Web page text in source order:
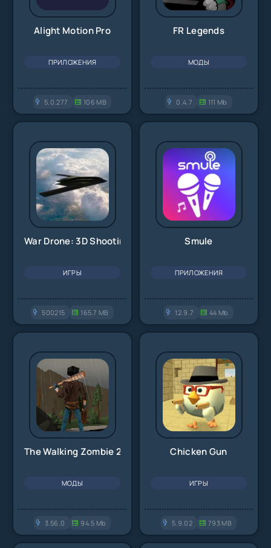
Alight Motion Pro
ПРИЛОЖЕНИЯ
5.0.277 106 MB
FR Legends
МОДЫ
0.4.7 111 Mb
War Drone: 3D Shooting Games
ИГРЫ
500215 165.7 MB
Smule
ПРИЛОЖЕНИЯ
12.9.7 44 Mb
The Walking Zombie 2
МОДЫ
3.56.0 94.5 Mb
Chicken Gun
ИГРЫ
5.9.02 793 MB